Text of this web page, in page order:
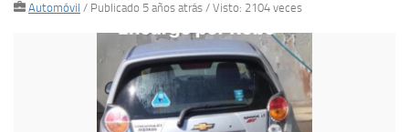
Automóvil / Publicado 5 años atrás / Visto: 2104 veces